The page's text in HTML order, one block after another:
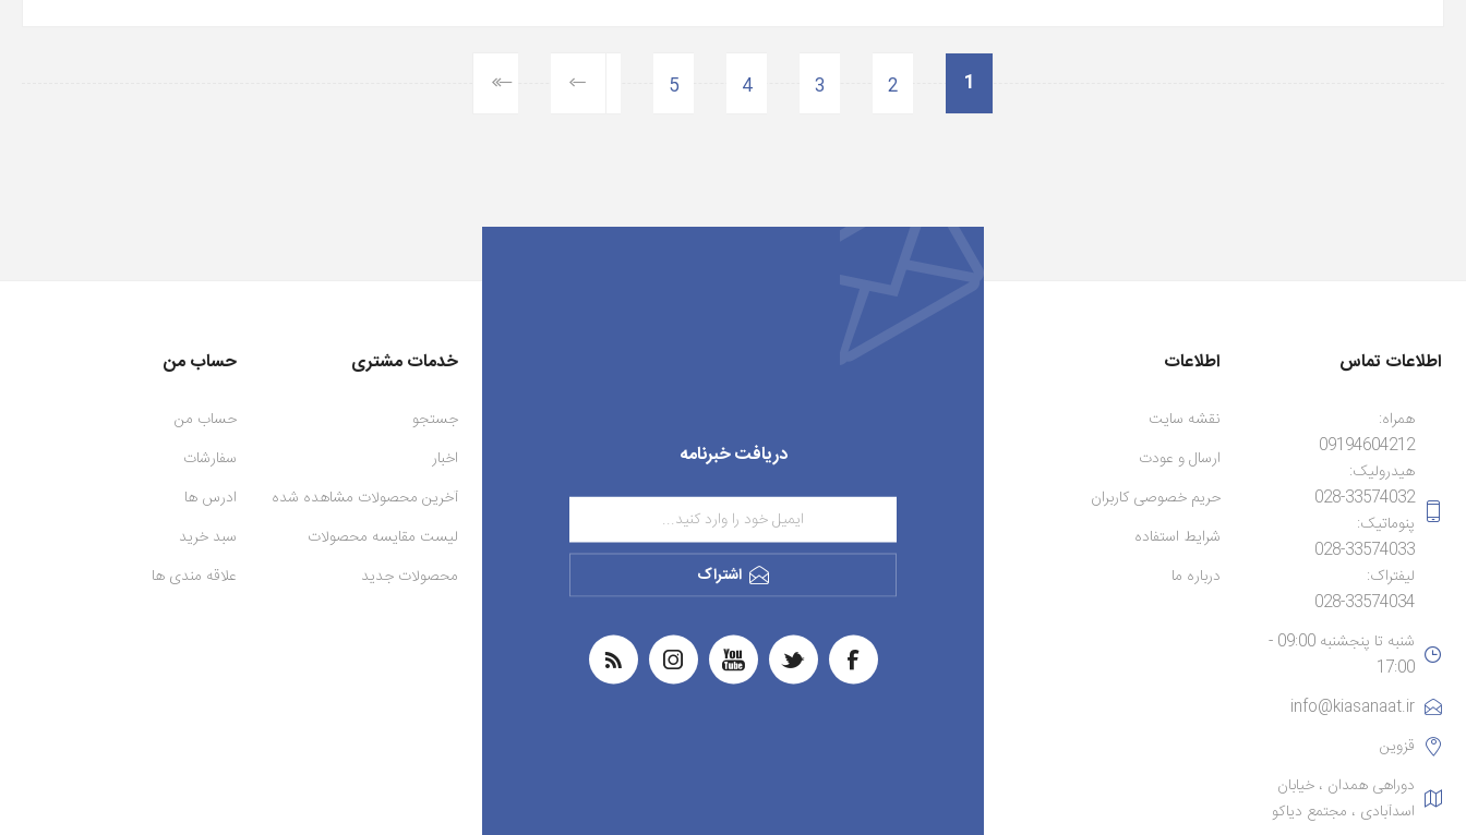
1
2
3
4
5
دریافت خبرنامه
اشتراک
اطلاعات تماس
همراه:
09194604212
هیدرولیک:
028-33574032
پنوماتیک:
028-33574033
لیفتراک:
028-33574034
شنبه تا پنجشنبه 09:00 -
17:00
info@kiasanaat.ir
قزوین
دوراهی همدان ، خیابان
اسدآبادی ، مجتمع دیاکو
اطلاعات
نقشه سایت
ارسال و عودت
حریم خصوصی کاربران
شرایط استفاده
درباره ما
خدمات مشتری
جستجو
اخبار
آخرین محصولات مشاهده شده
لیست مقایسه محصولات
محصولات جدید
حساب من
حساب من
سفارشات
ادرس ها
سبد خرید
علاقه مندی ها